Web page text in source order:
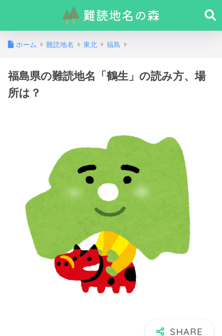
ホーム 難読地名 東北 福島
福島県の難読地名「鶴生」の読み方、場
所は？